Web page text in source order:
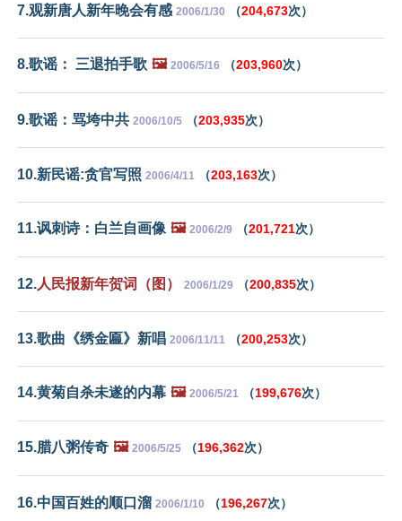
7.观新唐人新年晚会有感 2006/1/30 （204,673次）
8.歌谣： 三退拍手歌 🖼️ 2006/5/16 （203,960次）
9.歌谣：骂垮中共 2006/10/5 （203,935次）
10.新民谣:贪官写照 2006/4/11 （203,163次）
11.讽刺诗：白兰自画像 🖼️ 2006/2/9 （201,721次）
12.人民报新年贺词（图） 2006/1/29 （200,835次）
13.歌曲《绣金匾》新唱 2006/11/11 （200,253次）
14.黄菊自杀未遂的内幕 🖼️ 2006/5/21 （199,676次）
15.腊八粥传奇 🖼️ 2006/5/25 （196,362次）
16.中国百姓的顺口溜 2006/1/10 （196,267次）